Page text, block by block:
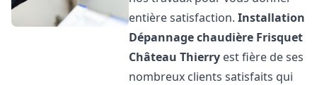
entière satisfaction.Installation
Dépannage chaudière Frisquet
Château Thierry est fière de ses
nombreux clients satisfaits qui